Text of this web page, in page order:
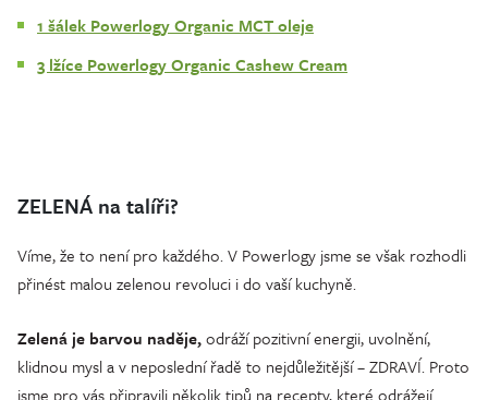
1 šálek Powerlogy Organic MCT oleje
3 lžíce Powerlogy Organic Cashew Cream
ZELENÁ na talíři?
Víme, že to není pro každého. V Powerlogy jsme se však rozhodli
přinést malou zelenou revoluci i do vaší kuchyně.
Zelená je barvou naděje,odráží pozitivní energii, uvolnění,
klidnou mysl a v neposlední řadě to nejdůležitější – ZDRAVÍ. Proto
jsme pro vás připravili několik tipů na recepty, které odrážejí